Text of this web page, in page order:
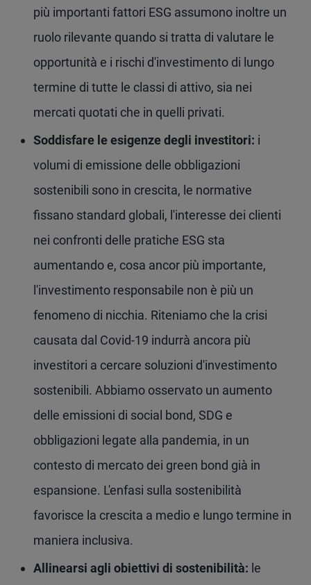
più importanti fattori ESG assumono inoltre un
ruolo rilevante quando si tratta di valutare le
opportunità e i rischi d'investimento di lungo
termine di tutte le classi di attivo, sia nei
mercati quotati che in quelli privati.
Soddisfare le esigenze degli investitori: i
volumi di emissione delle obbligazioni
sostenibili sono in crescita, le normative
fissano standard globali, l'interesse dei clienti
nei confronti delle pratiche ESG sta
aumentando e, cosa ancor più importante,
l'investimento responsabile non è più un
fenomeno di nicchia. Riteniamo che la crisi
causata dal Covid-19 indurrà ancora più
investitori a cercare soluzioni d'investimento
sostenibili. Abbiamo osservato un aumento
delle emissioni di social bond, SDG e
obbligazioni legate alla pandemia, in un
contesto di mercato dei green bond già in
espansione. L'enfasi sulla sostenibilità
favorisce la crescita a medio e lungo termine in
maniera inclusiva.
Allinearsi agli obiettivi di sostenibilità: le